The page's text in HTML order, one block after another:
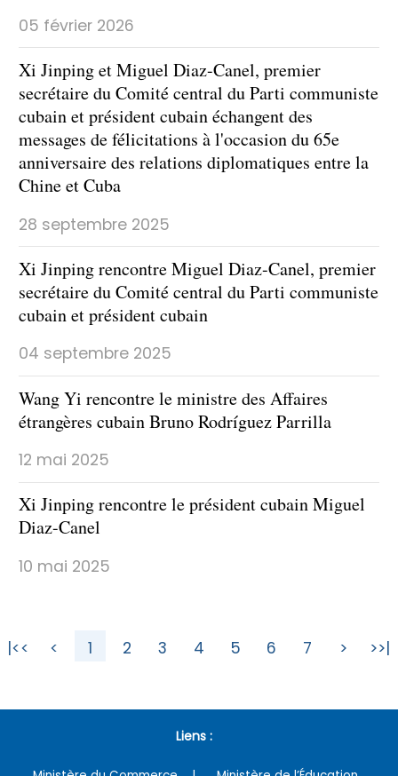
05 février 2026
Xi Jinping et Miguel Diaz-Canel, premier
secrétaire du Comité central du Parti communiste
cubain et président cubain échangent des
messages de félicitations à l'occasion du 65e
anniversaire des relations diplomatiques entre la
Chine et Cuba
28 septembre 2025
Xi Jinping rencontre Miguel Diaz-Canel, premier
secrétaire du Comité central du Parti communiste
cubain et président cubain
04 septembre 2025
Wang Yi rencontre le ministre des Affaires
étrangères cubain Bruno Rodríguez Parrilla
12 mai 2025
Xi Jinping rencontre le président cubain Miguel
Diaz-Canel
10 mai 2025
|<< < 1 2 3 4 5 6 7 > >>|
Liens :